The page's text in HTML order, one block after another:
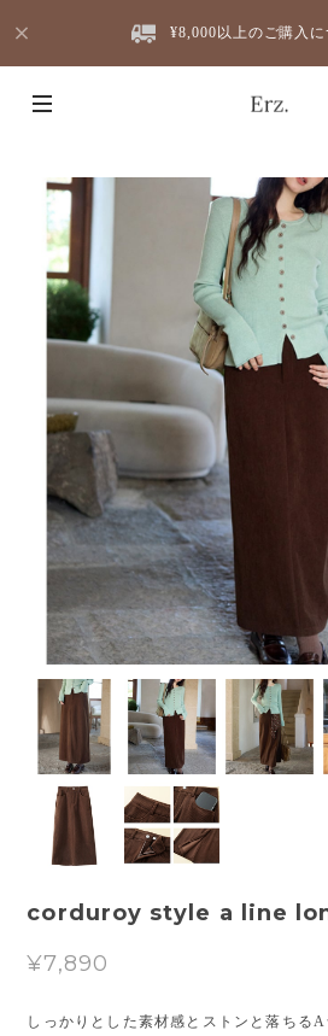
¥8,000以上のご購入
corduroy style a line
¥7,890
しっかりとした素材感とストンと落ちる